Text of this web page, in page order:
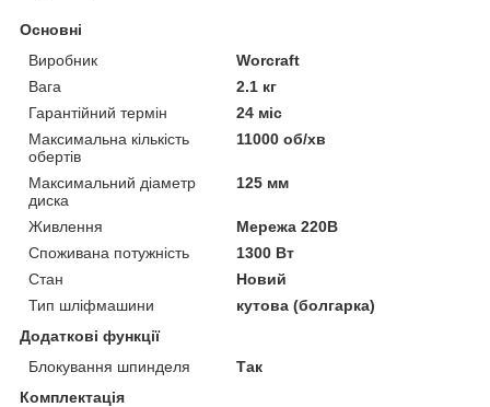
Основні
Виробник
Worcraft
Вага
2.1 кг
Гарантійний термін
24 міс
Максимальна кількість
обертів
11000 об/хв
Максимальний діаметр
диска
125 мм
Живлення
Мережа 220В
Споживана потужність
1300 Вт
Стан
Новий
Тип шліфмашини
кутова (болгарка)
Додаткові функції
Блокування шпинделя
Так
Комплектація